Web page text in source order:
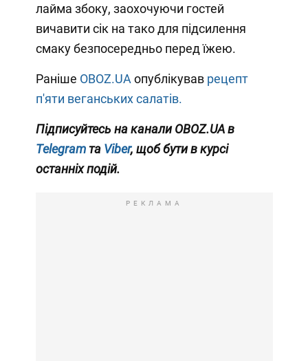
лайма збоку, заохочуючи гостей
вичавити сік на тако для підсилення
смаку безпосередньо перед їжею.
Раніше OBOZ.UA опублікував рецепт
п'яти веганських салатів.
Підписуйтесь на канали OBOZ.UA в
Telegram та Viber, щоб бути в курсі
останніх подій.
РЕКЛАМА